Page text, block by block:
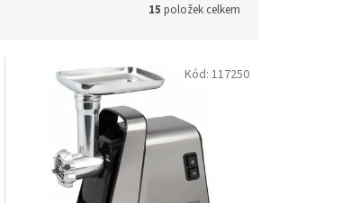
15 položek celkem
Kód: 117250